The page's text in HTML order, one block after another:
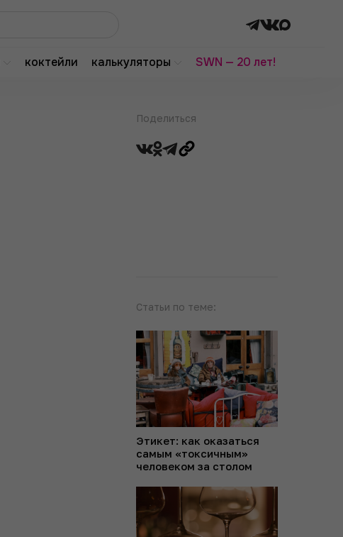
коктейли калькуляторы SWN — 20 лет!
Поделиться
Статьи по теме:
Этикет: как оказаться
самым «токсичным»
человеком за столом